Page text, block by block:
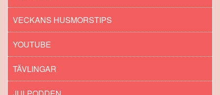
VECKANS HUSMORSTIPS
YOUTUBE
TÄVLINGAR